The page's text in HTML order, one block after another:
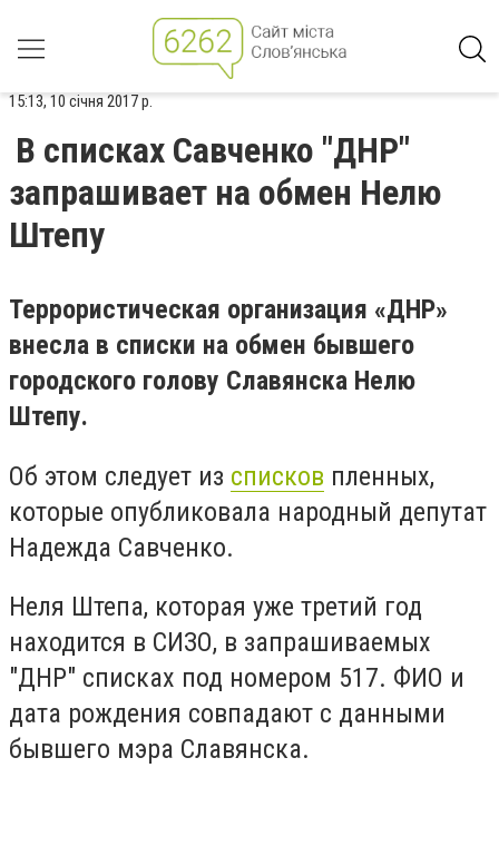
15:13, 10 січня 2017 р.
В списках Савченко "ДНР"
запрашивает на обмен Нелю
Штепу
Террористическая организация «ДНР»
внесла в списки на обмен бывшего
городского голову Славянска Нелю
Штепу.
Об этом следует из списков пленных,
которые опубликовала народный депутат
Надежда Савченко.
Неля Штепа, которая уже третий год
находится в СИЗО, в запрашиваемых
"ДНР" списках под номером 517. ФИО и
дата рождения совпадают с данными
бывшего мэра Славянска.